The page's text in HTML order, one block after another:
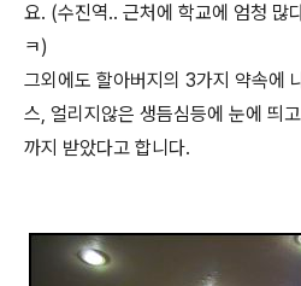
요. (수진역.. 근처에 학교에 엄청 많
ㅋ)
그외에도 할아버지의 3가지 약속에
스, 얼리지않은 생듬심등에 눈에 띄
까지 받았다고 합니다.